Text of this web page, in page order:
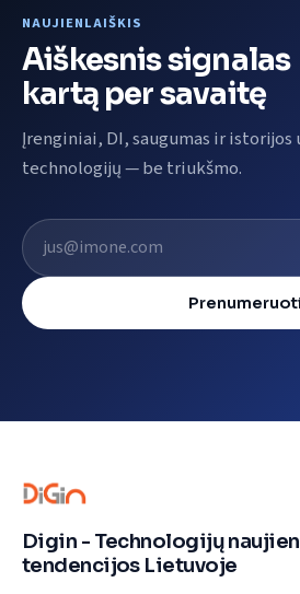
NAUJIENLAIŠKIS
Aiškesnis signalas
kartą per savaitę
Įrenginiai, DI, saugumas ir istorijos
technologijų — be triukšmo.
El. pašto adresas
Prenumeruoti
Digin - Technologijų
tendencijos Lietuvoje